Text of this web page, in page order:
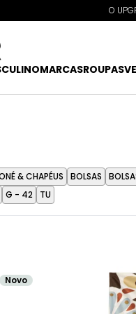
O
MARCASROUPAS
também vive nos
e pequenos desejos
& CHAPÉUS BOLSAS
G - 42 TU
Novo